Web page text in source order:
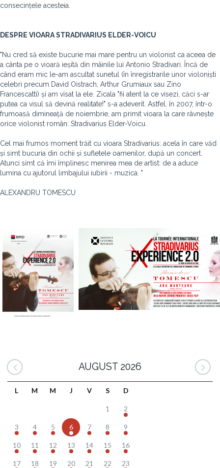
consecințele acesteia.
DESPRE VIOARA STRADIVARIUS ELDER-VOICU
"Nu cred să existe bucurie mai mare pentru un violonist ca aceea de
a cânta pe o vioară ieșită din mâinile lui Antonio Stradivari. Încă de
când eram mic le-am ascultat sunetul (în înregistrarile unor violoniști
celebri precum David Oistrach, Arthur Grumiaux sau Zino
Francescatti) și am visat la ele. Zicala "fii atent la ce visezi, căci s-ar
putea ca visul să devină realitate!" s-a adeverit. Astfel, în 2007, într-o
frumoasă dimineață de noiembrie, am primit vioara la care râvnește
orice violonist român: Stradivarius Elder-Voicu.
Cel mai frumos moment trăit cu vioara Stradivarius: acela în care văd
și simt bucuria din ochii și sufletele oamenilor, după un concert.
Atunci simt că îmi împlinesc menirea mea de artist: de a aduce
lumina cu ajutorul limbajului iubirii - muzica. "
ALEXANDRU TOMESCU
AUGUST 2026
L M M J V S D
1 2
3 4 5 6 7 8 9
10 11 12 13 14 15 16
17 18 19 20 21 22 23